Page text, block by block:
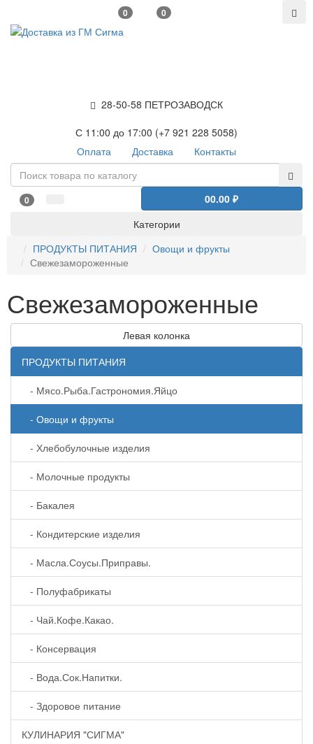
0 0
28-50-58 ПЕТРОЗАВОДСК
С 11:00 до 17:00 (+7 921 228 5058)
Оплата
Доставка Контакты
0 00.00 ₽
Категории
ПРОДУКТЫ ПИТАНИЯ
Овощи и фрукты
Свежезамороженные
Свежезамороженные
Левая колонка
ПРОДУКТЫ ПИТАНИЯ
- Мясо.Рыба.Гастрономия.Яйцо
- Овощи и фрукты
- Хлебобулочные изделия
- Молочные продукты
- Бакалея
- Кондитерские изделия
- Масла.Соусы.Приправы.
- Полуфабрикаты
- Чай.Кофе.Какао.
- Консервация
- Вода.Сок.Напитки.
- Здоровое питание
КУЛИНАРИЯ "СИГМА"